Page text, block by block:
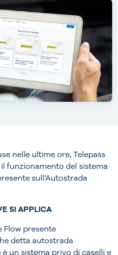
nelle ultime ore, Telepass
funzionamento del sistema
sull’Autostrada
SI APPLICA
Flow presente
detta autostrada
un sistema privo di caselli e